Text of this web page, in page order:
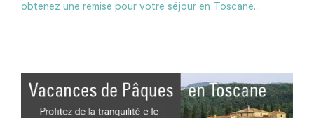
obtenez une remise pour votre séjour en Toscane...